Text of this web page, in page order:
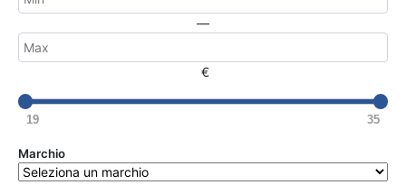
—
€
19 35
Marchio